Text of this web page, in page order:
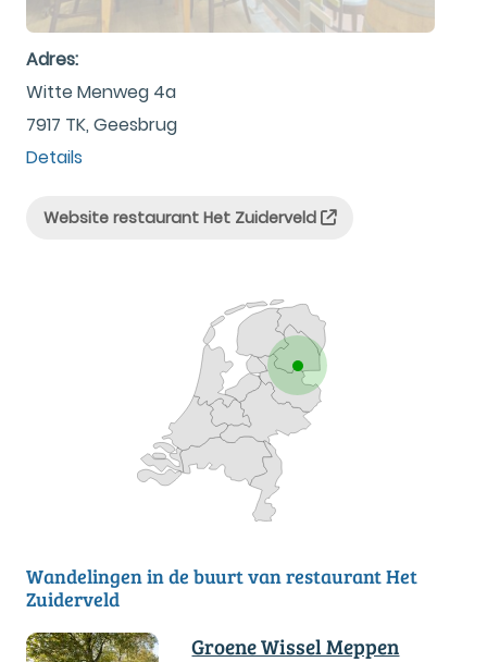
Adres:
Witte Menweg 4a
7917 TK, Geesbrug
Details
Website restaurant Het Zuiderveld
Wandelingen in de buurt van restaurant Het
Zuiderveld
Groene Wissel Meppen